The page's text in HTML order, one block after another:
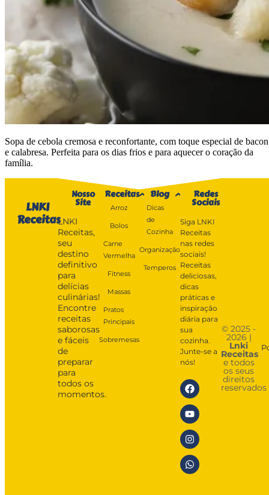
Sopa de cebola cremosa e reconfortante, com toque especial de bacon
e calabresa. Perfeita para os dias frios e para aquecer o coração da
família.
LNKI
Receitas
Nosso
Site
LNKI
Receitas,
seu
destino
definitivo
para
delícias
culinárias!
Encontre
receitas
saborosas
e fáceis
de
preparar
para
todos os
momentos.
Receitas
Arroz
Bolos
Carne
Vermelha
Fitness
Massas
Pratos
Principais
Sobremesas
Blog
Dicas
de
Cozinha
Organização
Temperos
Redes
Sociais
Siga LNKI
Receitas
nas redes
sociais!
Receitas
deliciosas,
dicas
práticas e
inspiração
diária para
sua
cozinha.
Junte-se a
nós!
© 2025 -
2026 |
Lnki
Receitas
e todos
os seus
direitos
reservados